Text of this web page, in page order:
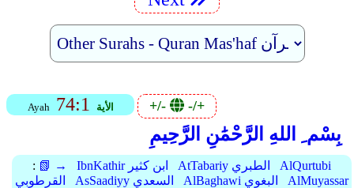
Ayah 74:1 الأية +/- -/+
بِسْم ِ اللهِ الرَّحْمَٰنِ الرَّحِيمِ
: 📗 → IbnKathir ابن كثير AtTabariy الطبري
AlQurtubi
القرطوبي
AsSaadiyy السعدي AlBaghawi البغوي
AlMuyassar